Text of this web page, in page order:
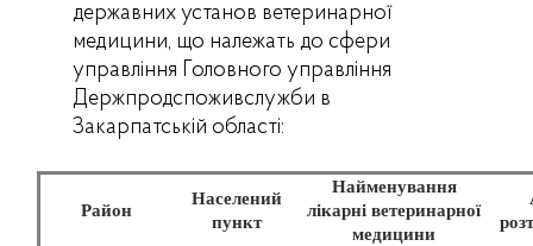
державних установ ветеринарної
медицини, що належать до сфери
управління Головного управління
Держпродспоживслужби в
Закарпатській області:
Район
Населений
пункт
Найменування
лікарні ветеринарної
медицини